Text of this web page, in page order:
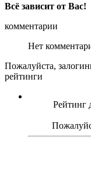
Всё зависит от Вас!
комментарии
Нет
Пожалуйста,
рейтинги
Рейтинг